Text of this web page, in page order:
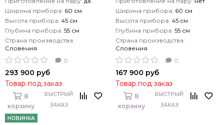
Ширина прибора: 60 см
Высота прибора: 45 см
Глубина прибора: 55 см
Страна производства:
Словения
0
293 900 руб
Товар под заказ
В
корзину
БЫСТРЫЙ
ЗАКАЗ
Ширина прибора: 60 см
Высота прибора: 45 см
Глубина прибора: 55 см
Страна производства:
Словения
0
167 900 руб
Товар под заказ
В
корзину
БЫСТРЫЙ
ЗАКАЗ
НОВИНКА